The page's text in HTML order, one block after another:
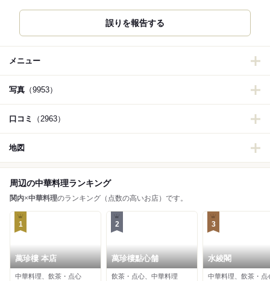
誤りを報告する
メニュー
写真 （9953）
口コミ （2963）
地図
周辺の中華料理ランキング
関内×中華料理のランキング（点数の高いお店）です。
1
萬珍樓 本店
中華料理、飲茶・点心
2
萬珍樓點心舗
飲茶・点心、中華料理
3
水綾閣
中華料理、飲茶・点